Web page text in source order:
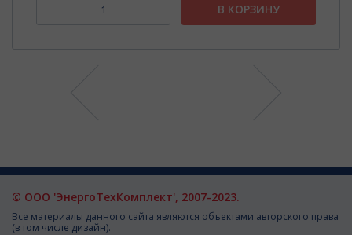
В КОРЗИНУ
© ООО 'ЭнергоТехКомплект', 2007-2023.
Все материалы данного сайта являются объектами авторского права
(в том числе дизайн).